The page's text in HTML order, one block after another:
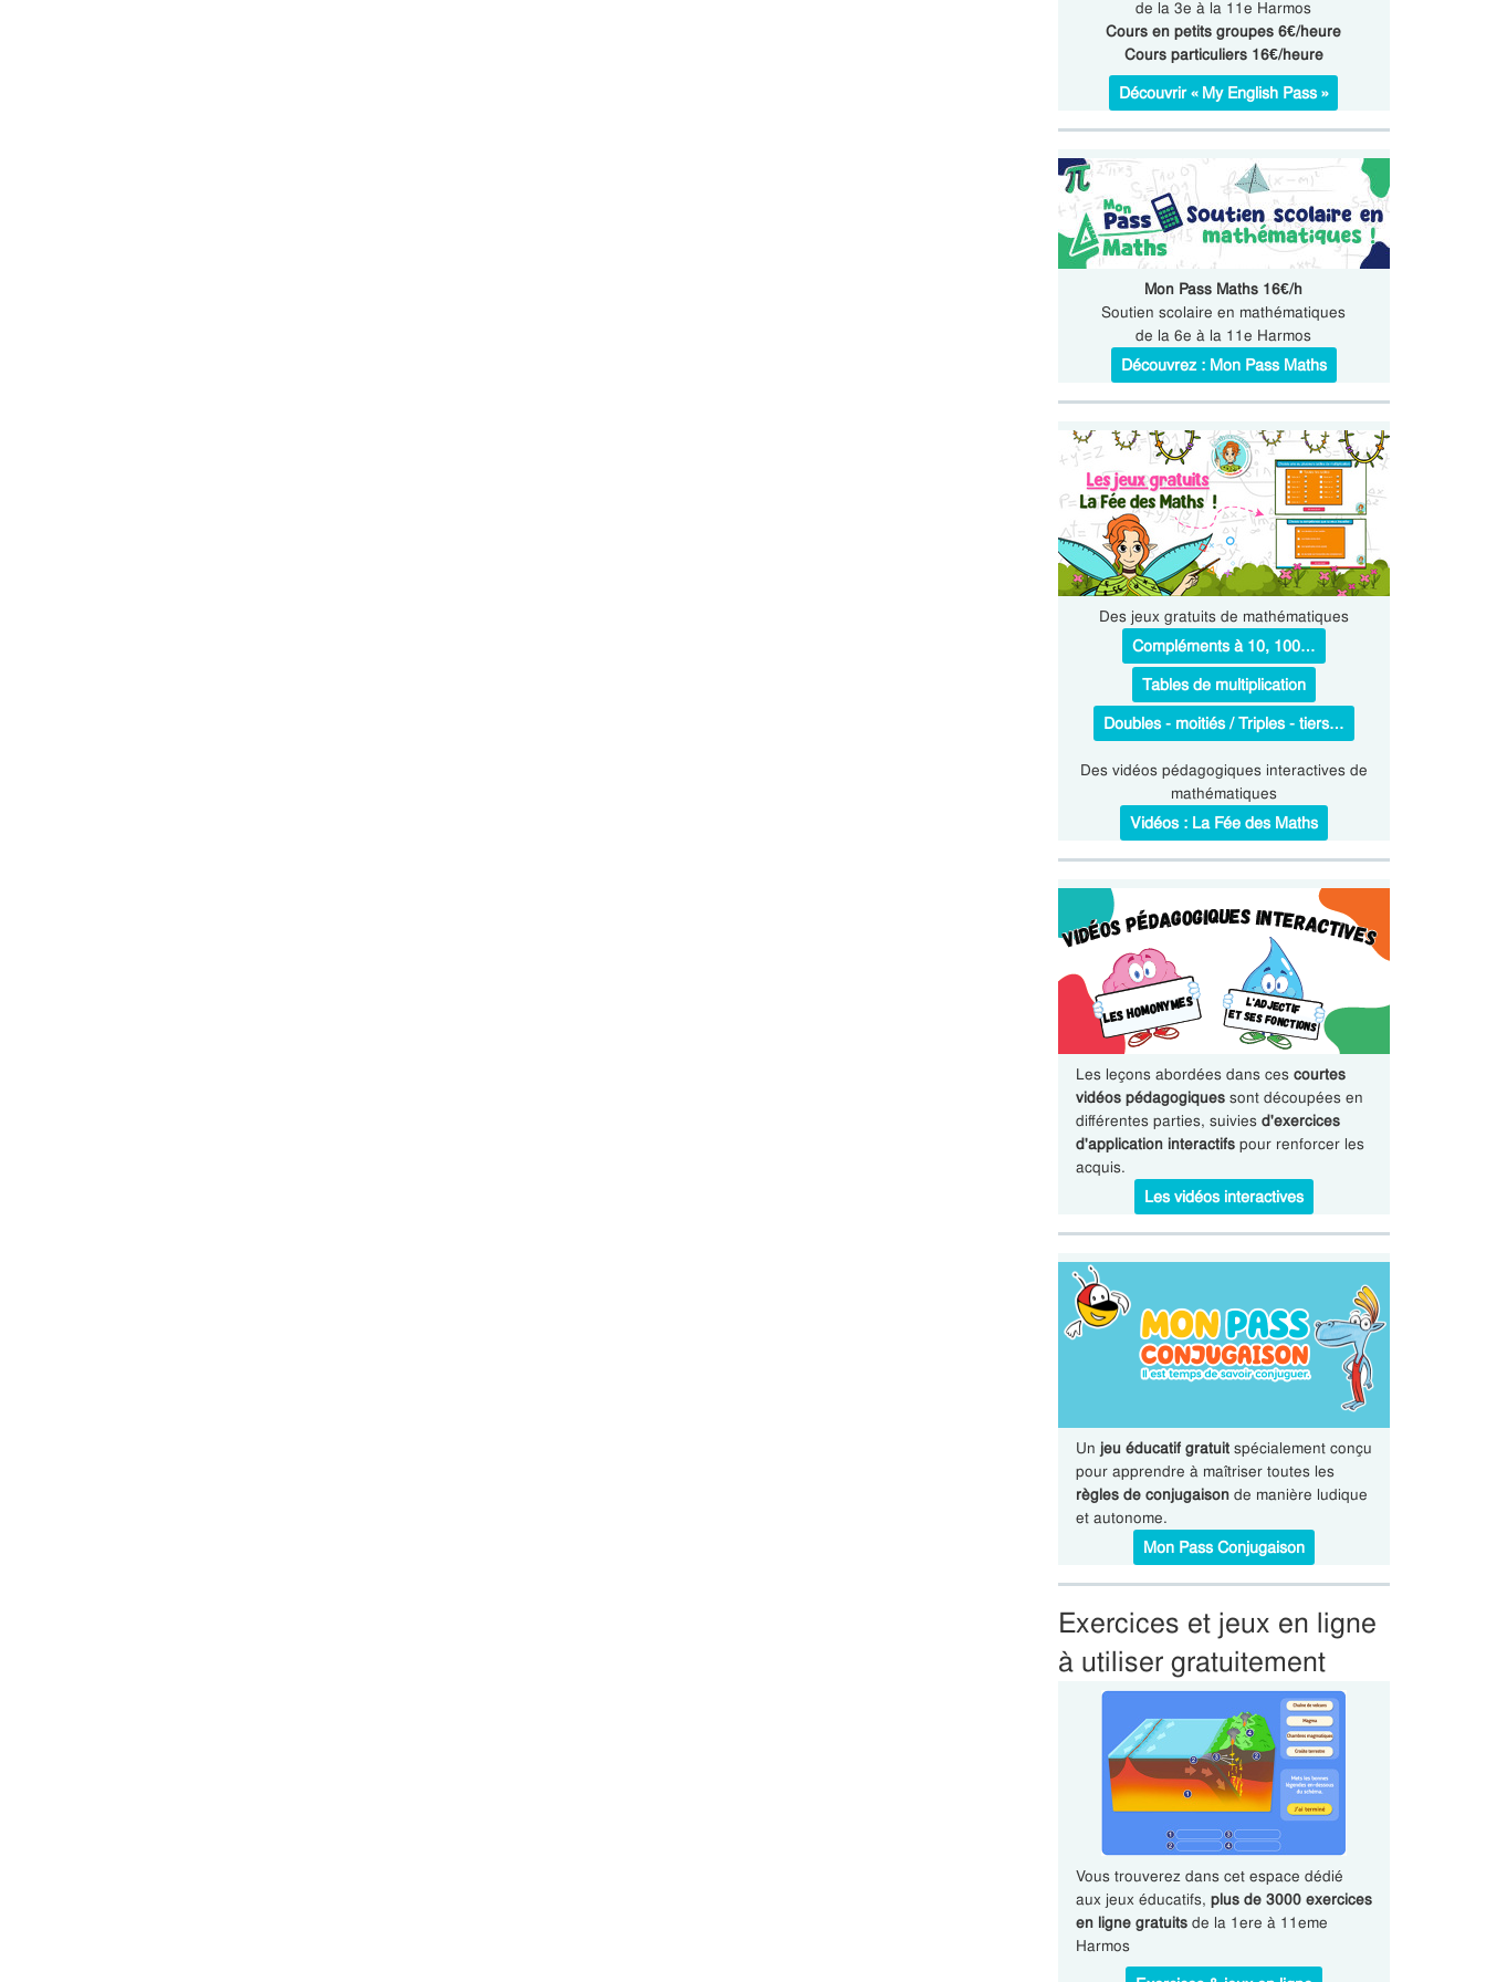
de la 3e à la 11e Harmos
Cours en petits groupes 6€/heure
Cours particuliers 16€/heure
Découvrir « My English Pass »
Mon Pass Maths 16€/h
Soutien scolaire en mathématiques
de la 6e à la 11e Harmos
Découvrez : Mon Pass Maths
Des jeux gratuits de mathématiques
Compléments à 10, 100…
Tables de multiplication
Doubles - moitiés / Triples - tiers…
Des vidéos pédagogiques interactives de
mathématiques
Vidéos : La Fée des Maths
Les leçons abordées dans ces courtes
vidéos pédagogiquessont découpées en
différentes parties, suivies d'exercices
d'application interactifspour renforcer les
acquis.
Les vidéos interactives
Un jeu éducatif gratuitspécialement conçu
pour apprendre à maîtriser toutes les
règles de conjugaisonde manière ludique
et autonome.
Mon Pass Conjugaison
Exercices et jeux en ligne
à utiliser gratuitement
Vous trouverez dans cet espace dédié
aux jeux éducatifs, plus de 3000 exercices
en ligne gratuitsde la 1ere à 11eme
Harmos